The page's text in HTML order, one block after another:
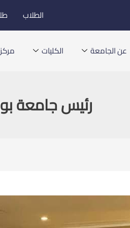
الطلاب
عن الجامعة الكليات مركز
رئيس جامعة